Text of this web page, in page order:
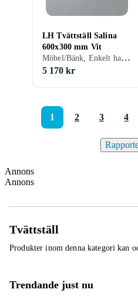
LH Tvättställ Salina
600x300 mm Vit
Möbel/Bänk, Enkelt handfat, 600 mm
5 170 kr
1 2 3 4
Annons
Annons
Tvättställ
Produkter inom denna kategori kan
Trendande just nu